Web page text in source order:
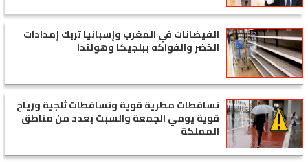
الفيضانات في المغرب وإسبانيا تربك إمدادات
الخضر والفواكه ببلجيكا وهولندا
تساقطات مطرية قوية وتساقطات ثلجية ورياح
قوية يومي الجمعة والسبت بعدد من مناطق
المملكة